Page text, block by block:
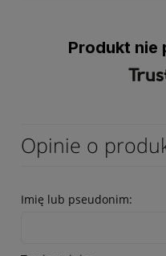
Produkt nie
Opinie o
Imię lub pseudonim: